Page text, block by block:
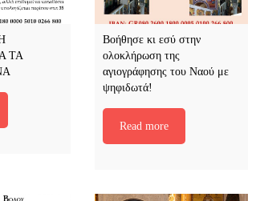
ΤΑ
Βοήθησε κι εσύ στην
ολοκλήρωση της
αγιογράφησης του Ναού με
ψηφιδωτά!
Read more